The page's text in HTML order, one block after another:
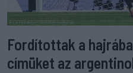
Fordítottak a
címüket az